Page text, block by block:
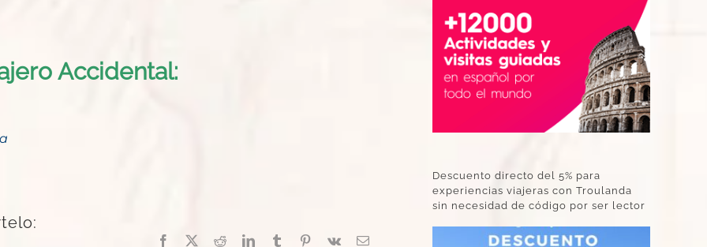
Accidental:
Facebook RedditLinkedInTumblr Pinterest
Vk
Correo
Descuento directo del 5% para
experiencias viajeras con Troulanda
sin necesidad de código por ser lector